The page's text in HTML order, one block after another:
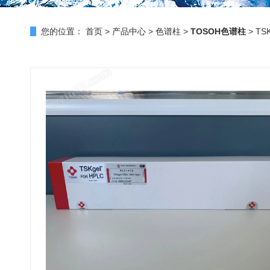
您的位置： 首页 > 产品中心 > 色谱柱 > TOSOH色谱柱 >